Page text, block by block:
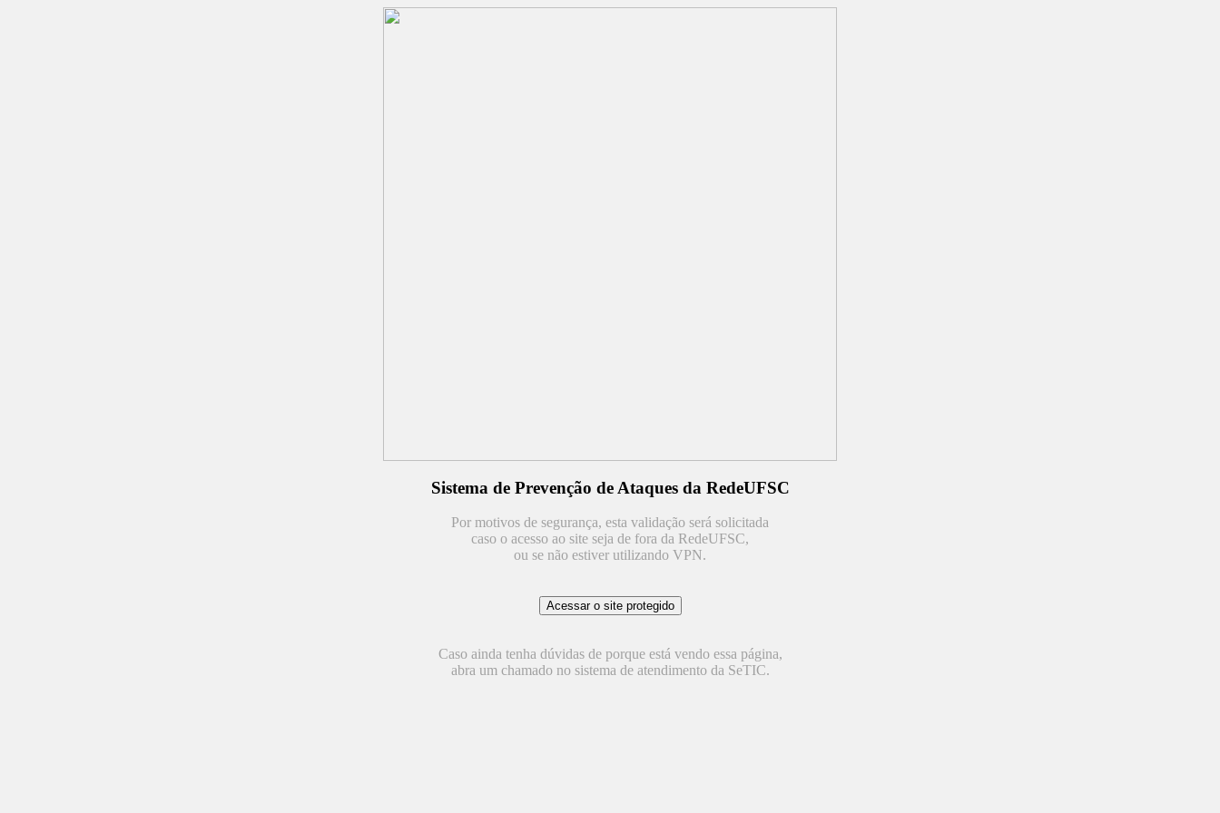
Sistema de Prevenção de Ataques da RedeUFSC
Por motivos de segurança, esta validação será solicitada
caso o acesso ao site seja de fora da RedeUFSC,
ou se não estiver utilizando VPN.
Caso ainda tenha dúvidas de porque está vendo essa página,
abra um chamado no sistema de atendimento da SeTIC.